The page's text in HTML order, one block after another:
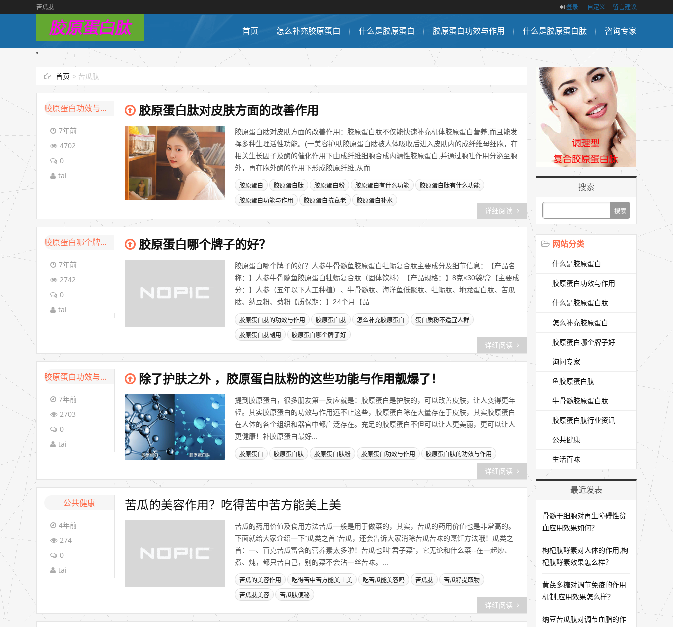
苦瓜肽 登录 自定义 留言建议
首页 怎么补充胶原蛋白 什么是胶原蛋白 胶原蛋白功效与作用 什么是胶原蛋白肽 咨询专家
首页 > 苦瓜肽
胶原蛋白功效与作用
7年前
4702
0
tai
胶原蛋白肽对皮肤方面的改善作用
胶原蛋白肽对皮肤方面的改善作用：胶原蛋白肽不仅能快速补充机体胶原蛋白营养,而且能发
挥多种生理活性功能。(一美容护肤胶原蛋白肽被人体吸收后进入皮肤内的成纤维母细胞，在
相关生长因子及酶的催化作用下由成纤维细胞合成内源性胶原蛋白,并通过胞吐作用分泌至胞
外，再在胞外酶的作用下形成胶原纤维,从而...
胶原蛋白 胶原蛋白肽 胶原蛋白粉 胶原蛋白有什么功能 胶原蛋白肽有什么功能
胶原蛋白功能与作用 胶原蛋白抗衰老 胶原蛋白补水
详细阅读
胶原蛋白哪个牌子好
7年前
2742
0
tai
胶原蛋白哪个牌子的好？
胶原蛋白哪个牌子的好？人参牛骨髓鱼胶原蛋白牡蛎复合肽主要成分及细节信息：【产品名
称：】人参牛骨髓鱼胶原蛋白牡蛎复合肽（固体饮料）【产品规格：】8克×30袋/盒【主要成
分：】人参（五年以下人工种植）、牛骨髓肽、海洋鱼低聚肽、牡蛎肽、地龙蛋白肽、苦瓜
肽、纳豆粉、菊粉【质保期：】24个月【品 ...
胶原蛋白肽的功效与作用 胶原蛋白肽 怎么补充胶原蛋白 蛋白质粉不适宜人群
胶原蛋白肽副用 胶原蛋白哪个牌子好
详细阅读
胶原蛋白功效与作用
7年前
2703
0
tai
除了护肤之外 ，胶原蛋白肽粉的这些功能与作用靓爆了！
提到胶原蛋白，很多朋友第一反应就是：胶原蛋白是护肤的，可以改善皮肤，让人变得更年
轻。其实胶原蛋白的功效与作用远不止这些，胶原蛋白除在大量存在于皮肤，其实胶原蛋白
在人体的各个组织和器官中都广泛存在。充足的胶原蛋白不但可以让人更美丽，更可以让人
更健康！补胶原蛋白最好...
胶原蛋白 胶原蛋白肽 胶原蛋白肽粉 胶原蛋白功效与作用 胶原蛋白肽的功效与作用
详细阅读
公共健康
4年前
274
0
tai
苦瓜的美容作用？吃得苦中苦方能美上美
苦瓜的药用价值及食用方法苦瓜一般是用于做菜的，其实，苦瓜的药用价值也是非常高的。
下面就给大家介绍一下“瓜类之首”苦瓜，还会告诉大家消除苦瓜苦味的烹饪方法哦！瓜类之
首：一、百克苦瓜富含的营养素太多啦！苦瓜也叫“君子菜”，它无论和什么菜--在一起炒、
煮、炖，都只苦自己，别的菜不会沾一丝苦味。...
苦瓜的美容作用 吃得苦中苦方能美上美 吃苦瓜能美容吗 苦瓜肽 苦瓜籽提取物
苦瓜肽美容 苦瓜肽便秘
详细阅读
搜索
网站分类
什么是胶原蛋白
胶原蛋白功效与作用
什么是胶原蛋白肽
怎么补充胶原蛋白
胶原蛋白哪个牌子好
询问专家
鱼胶原蛋白肽
牛骨髓胶原蛋白肽
胶原蛋白肽行业资讯
公共健康
生活百味
最近发表
骨髓干细胞对再生障碍性贫
血应用效果如何？
枸杞肽酵素对人体的作用,枸
杞肽酵素效果怎么样？
黄芪多糖对调节免疫的作用
机制,应用效果怎么样？
纳豆苦瓜肽对调节血脂的作